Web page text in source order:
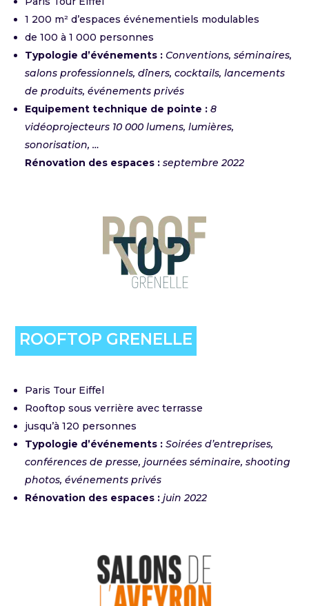
1 200 m² d’espaces événementiels modulables
de 100 à 1 000 personnes
Typologie d’événements : Conventions, séminaires,
salons professionnels, dîners, cocktails, lancements
de produits, événements privés
Equipement technique de pointe : 8
vidéoprojecteurs 10 000 lumens,lumières,
sonorisation, …
Rénovation des espaces : septembre 2022
ROOFTOP GRENELLE
Paris Tour Eiffel
Rooftop sous verrière avec terrasse
jusqu’à 120 personnes
Typologie d’événements : Soirées d’entreprises,
conférences de presse, journées séminaire, shooting
photos, événements privés
Rénovation des espaces :juin 2022